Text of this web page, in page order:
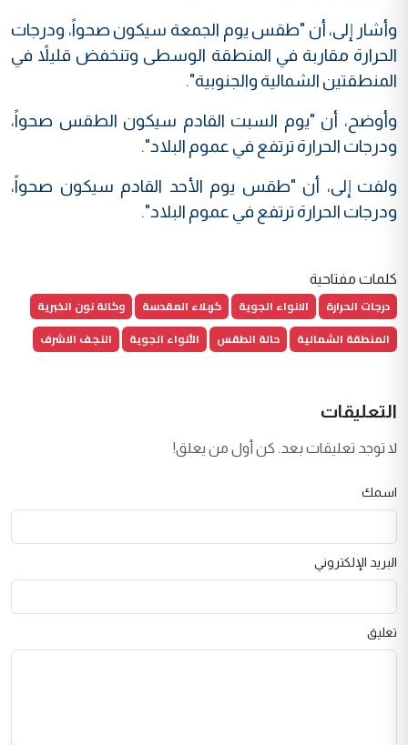
وأشار إلى، أن "طقس يوم الجمعة سيكون صحواً، ودرجات
الحرارة مقاربة في المنطقة الوسطى وتنخفض قليلاً في
المنطقتين الشمالية والجنوبية".
وأوضح، أن "يوم السبت القادم سيكون الطقس صحواً،
ودرجات الحرارة ترتفع في عموم البلاد".
ولفت إلى، أن "طقس يوم الأحد القادم سيكون صحواً،
ودرجات الحرارة ترتفع في عموم البلاد".
كلمات مفتاحية
درجات الحرارة الانواء الجوية كربلاء المقدسة
وكالة نون الخبرية
المنطقة الشمالية
حالة الطقس الأنواء الجوية النجف الاشرف
التعليقات
لا توجد تعليقات بعد. كن أول من يعلق!
اسمك
البريد الإلكتروني
تعليق